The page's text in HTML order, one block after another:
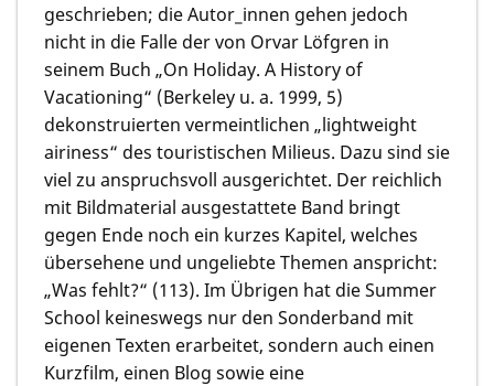
geschrieben; die Autor_innen gehen jedoch
nicht in die Falle der von Orvar Löfgren in
seinem Buch „On Holiday. A History of
Vacationing“ (Berkeley u. a. 1999, 5)
dekonstruierten vermeintlichen „lightweight
airiness“ des touristischen Milieus. Dazu sind sie
viel zu anspruchsvoll ausgerichtet. Der reichlich
mit Bildmaterial ausgestattete Band bringt
gegen Ende noch ein kurzes Kapitel, welches
übersehene und ungeliebte Themen anspricht:
„Was fehlt?“ (113). Im Übrigen hat die Summer
School keineswegs nur den Sonderband mit
eigenen Texten erarbeitet, sondern auch einen
Kurzfilm, einen Blog sowie eine